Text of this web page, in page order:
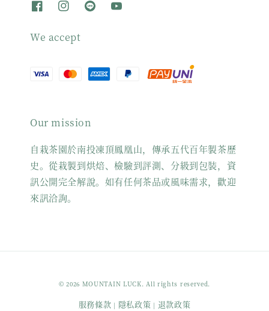
We accept
Our mission
自栽茶園於南投凍頂鳳凰山，傳承五代百年製茶歷
史。從栽製到烘焙、檢驗到評測、分級到包裝，資
訊公開完全解說。如有任何茶品或風味需求，歡迎
來訊洽詢。
© 2026 MOUNTAIN LUCK. All rights reserved.
服務條款 | 隱私政策 | 退款政策